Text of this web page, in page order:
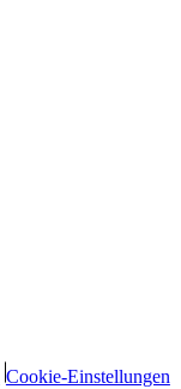
Cookie-Einstellungen